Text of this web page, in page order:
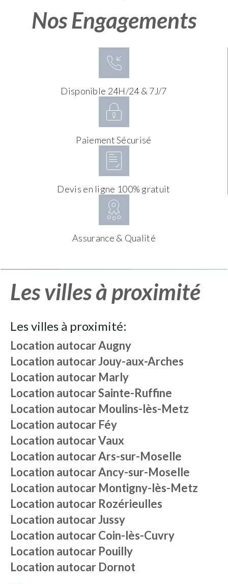
Nos Engagements
Disponible 24H/24 & 7J/7
Paiement Sécurisé
Devis en ligne 100% gratuit
Assurance & Qualité
Les villes à proximité
Les villes à proximité:
Location autocarAugny
Location autocarJouy-aux-Arches
Location autocar Marly
Location autocarSainte-Ruffine
Location autocar Moulins-lès-Metz
Location autocar Féy
Location autocarVaux
Location autocarArs-sur-Moselle
Location autocarAncy-sur-Moselle
Location autocar Montigny-lès-Metz
Location autocar Rozérieulles
Location autocarJussy
Location autocarCoin-lès-Cuvry
Location autocar Pouilly
Location autocar Dornot